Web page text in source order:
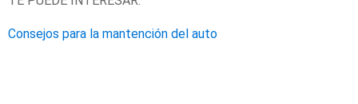
Consejos para la mantención del auto